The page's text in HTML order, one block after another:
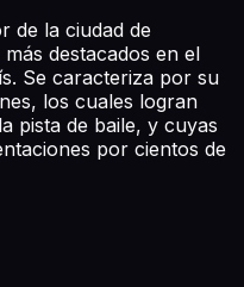
de la ciudad de
destacados en el
Se caracteriza por su
los cuales logran
pista de baile, y cuyas
por cientos de